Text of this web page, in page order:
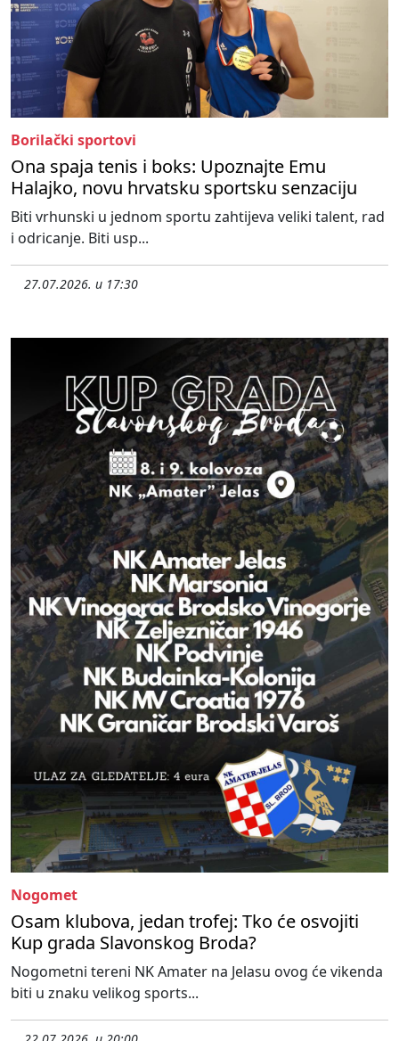
Borilački sportovi
Ona spaja tenis i boks: Upoznajte Emu
Halajko, novu hrvatsku sportsku senzaciju
Biti vrhunski u jednom sportu zahtijeva veliki talent, rad
i odricanje. Biti usp...
27.07.2026. u 17:30
Nogomet
Osam klubova, jedan trofej: Tko će osvojiti
Kup grada Slavonskog Broda?
Nogometni tereni NK Amater na Jelasu ovog će vikenda
biti u znaku velikog sports...